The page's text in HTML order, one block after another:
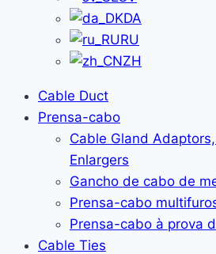
DA
RU
ZH
Cable Duct
Prensa-cabo
Cable Gland
Enlargers
Gancho de cabo de
Prensa-cabo
Prensa-cabo à prova
Cable Ties